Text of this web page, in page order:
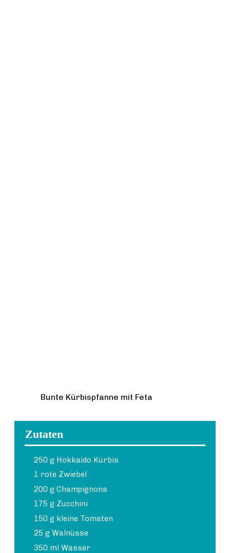
Bunte Kürbispfanne mit Feta
Zutaten
250 g Hokkaido Kürbis
1 rote Zwiebel
200 g Champignons
175 g Zucchini
150 g kleine Tomaten
25 g Walnüsse
350 ml Wasser